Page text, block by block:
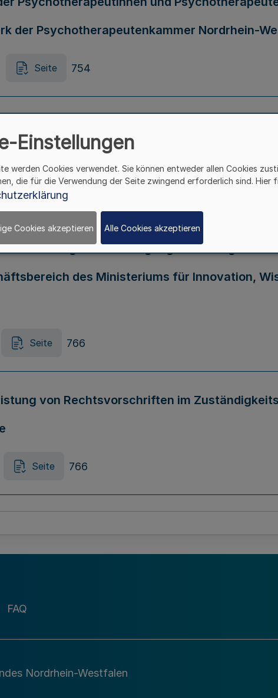
der Psychotherapeutenkammer Nordrhein-
Seite 754
Auszahlung des Gemeindeanteils an der
2009, 2010 und 2011
Seite
Verordnung zur Übertragung von Befugnissen
des Ministeriums für Innovation,
Seite 766
von Rechtsvorschriften im
Seite 766
an die die
FAQ
Nordrhein-Westfalen
Einstellungen
werden Cookies verwendet. Sie können entweder allen Cookies
die für die Verwendung der Seite zwingend erforderlich sind. Hier
Cookies akzeptieren Alle Cookies akzeptieren